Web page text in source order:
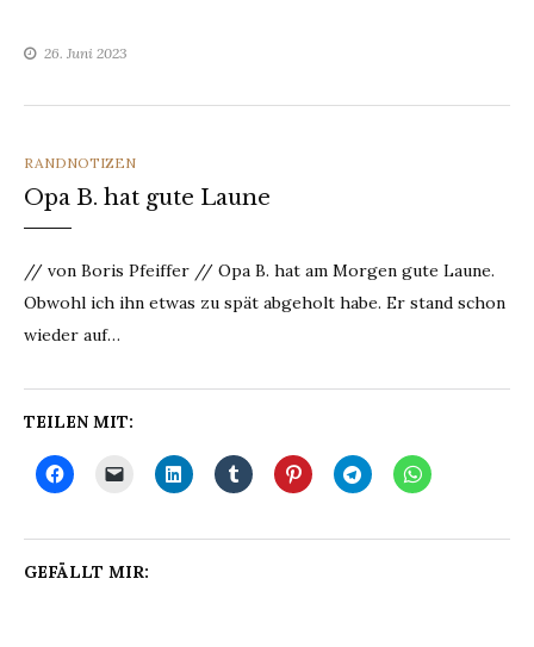
26. Juni 2023
CATEGORIES
RANDNOTIZEN
Opa B. hat gute Laune
// von Boris Pfeiffer // Opa B. hat am Morgen gute Laune.
Obwohl ich ihn etwas zu spät abgeholt habe. Er stand schon
wieder auf…
TEILEN MIT:
GEFÄLLT MIR: